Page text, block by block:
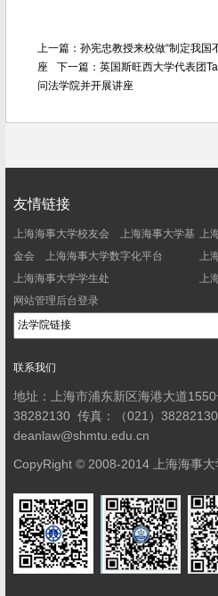
上一篇： 孙宪忠教授来校做“制定我国
座
下一篇： 英国斯旺西大学代表团
问法学院并开展讲座
友情链接
上海海事大学校友会
上海海事大学基
金会
上海海事大学数字化平台
上
上
上海海事大学学生处
上
网站管理后台登录
联系我们
地址：上海市浦东新区海港大道
38282130 传真：（021）38282130
deanlaw@shmtu.edu.cn
CopyRight © 2008-2014 上海海事大